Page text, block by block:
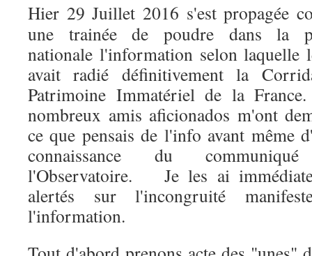
Hier 29 Juillet 2016 s'est propagée
une trainée de poudre dans la
nationale l'information selon laquelle
avait radié définitivement la
Patrimoine Immatériel de la
nombreux amis aficionados m'ont
ce que pensais de l'info avant même
connaissance du
l'Observatoire. Je les ai
alertés sur l'incongruité
l'information.